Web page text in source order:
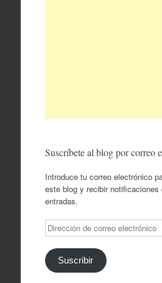
Suscríbete al blog por correo
Introduce tu correo electrónico
este blog y recibir notificaciones
entradas.
Dirección
de
correo
electrónico
Suscribir